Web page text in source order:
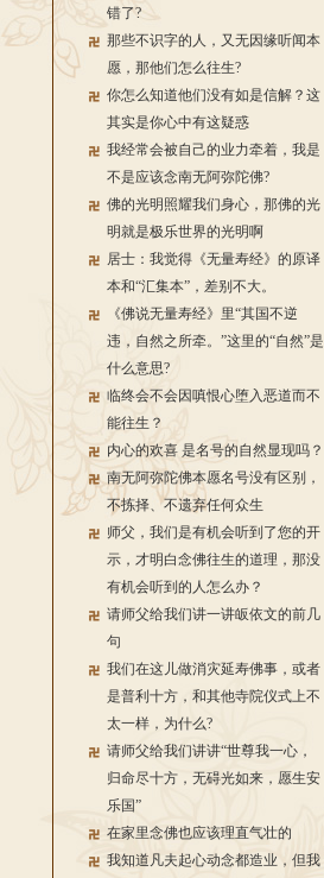
错了?
那些不识字的人，又无因缘听闻本
愿，那他们怎么往生?
你怎么知道他们没有如是信解？这
其实是你心中有这疑惑
我经常会被自己的业力牵着，我是
不是应该念南无阿弥陀佛?
佛的光明照耀我们身心，那佛的光
明就是极乐世界的光明啊
居士：我觉得《无量寿经》的原译
本和“汇集本”，差别不大。
《佛说无量寿经》里“其国不逆
违，自然之所牵。”这里的“自然”是
什么意思?
临终会不会因嗔恨心堕入恶道而不
能往生？
内心的欢喜 是名号的自然显现吗？
南无阿弥陀佛本愿名号没有区别，
不拣择、不遗弃任何众生
师父，我们是有机会听到了您的开
示，才明白念佛往生的道理，那没
有机会听到的人怎么办？
请师父给我们讲一讲皈依文的前几
句
我们在这儿做消灾延寿佛事，或者
是普利十方，和其他寺院仪式上不
太一样，为什么?
请师父给我们讲讲“世尊我一心，
归命尽十方，无碍光如来，愿生安
乐国”
在家里念佛也应该理直气壮的
我知道凡夫起心动念都造业，但我